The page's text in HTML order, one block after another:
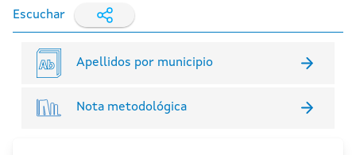
Escuchar
Apellidos por municipio
Nota metodológica